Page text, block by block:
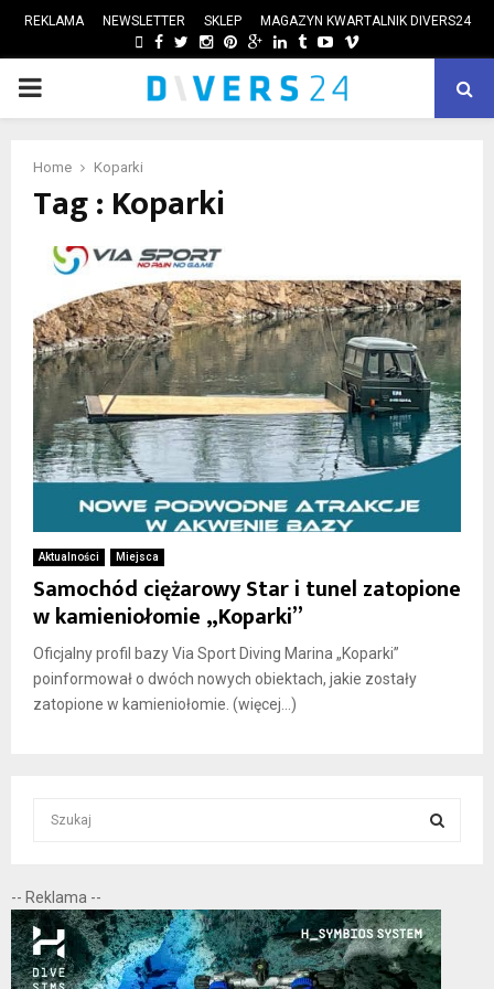
REKLAMA NEWSLETTER SKLEP MAGAZYN KWARTALNIK DIVERS24
FACEBOOK
TWITTER
INSTAGRAM
PINTEREST
GOOGLE
LINKEDIN
TUMBLRYOUTUBE
VIMEO
PRIMARY
Home Koparki
Tag : Koparki
Aktualności Miejsca
Samochód ciężarowy Star i tunel zatopione
w kamieniołomie „Koparki”
Oficjalny profil bazy Via Sport Diving Marina „Koparki”
poinformował o dwóch nowych obiektach, jakie zostały
zatopione w kamieniołomie. (więcej…)
c
h
f
o
E
A
-- Reklama --